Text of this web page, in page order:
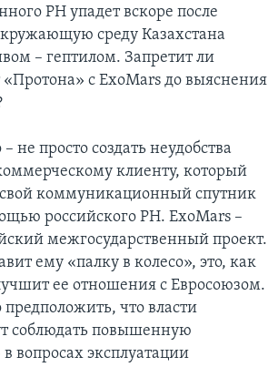
РН упадет вскоре после
среду Казахстана
– гептилом. Запретит ли
«Протона» с ExoMars до выяснения
– не просто создать неудобства
клиенту, который
коммуникационный спутник
российского РН. ExoMars –
межгосударственный проект.
ему «палку в колесо», это, как
ее отношения с Евросоюзом.
что власти
соблюдать повышенную
вопросах эксплуатации